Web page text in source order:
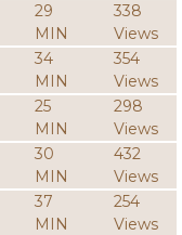
29
MIN
338
Views
34
MIN
354
Views
25
MIN
298
Views
30
MIN
432
Views
37
MIN
254
Views